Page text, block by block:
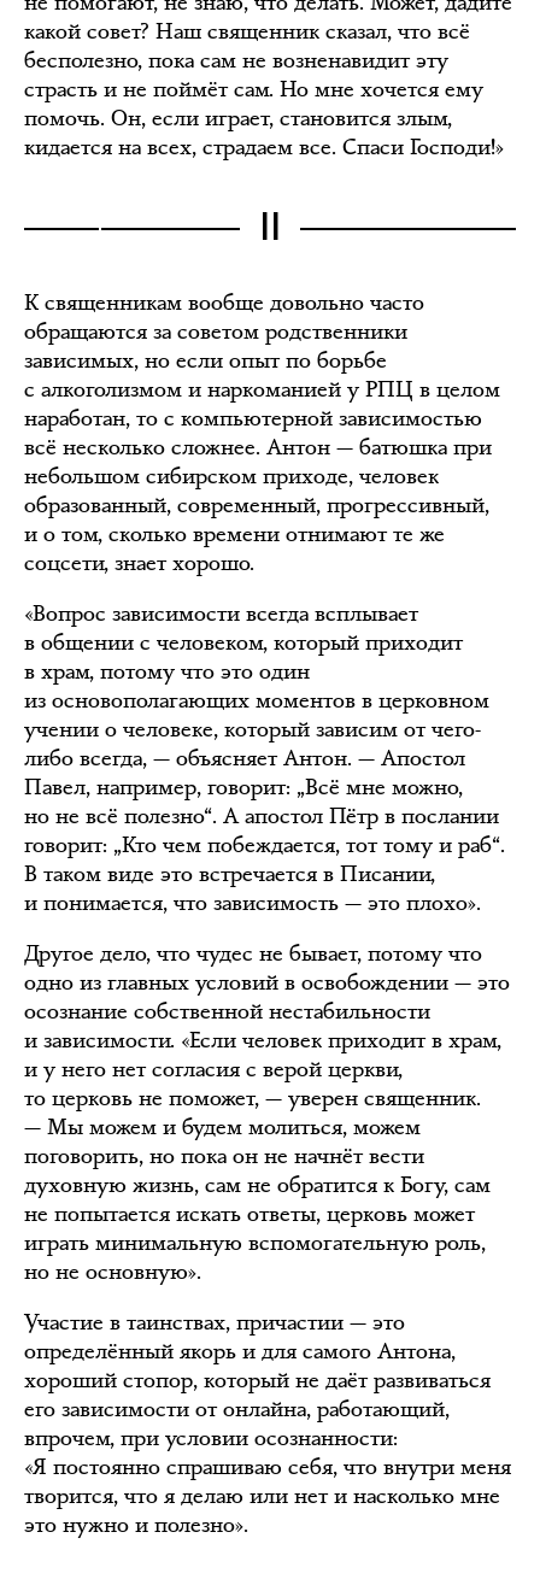
какой совет? Наш священник сказал, что всё
бесполезно, пока сам не возненавидит эту
страсть и не поймёт сам. Но мне хочется ему
помочь. Он, если играет, становится злым,
кидается на всех, страдаем все. Спаси Господи!»
К священникам вообще довольно часто
обращаются за советом родственники
зависимых, но если опыт по борьбе
с алкоголизмом и наркоманией у РПЦ в целом
наработан, то с компьютерной зависимостью
всё несколько сложнее. Антон — батюшка при
небольшом сибирском приходе, человек
образованный, современный, прогрессивный,
и о том, сколько времени отнимают те же
соцсети, знает хорошо.
«Вопрос зависимости всегда всплывает
в общении с человеком, который приходит
в храм, потому что это один
из основополагающих моментов в церковном
учении о человеке, который зависим от чего-
либо всегда, — объясняет Антон. — Апостол
Павел, например, говорит: „Всё мне можно,
но не всё полезно“. А апостол Пётр в послании
говорит: „Кто чем побеждается, тот тому и раб“.
В таком виде это встречается в Писании,
и понимается, что зависимость — это плохо».
Другое дело, что чудес не бывает, потому что
одно из главных условий в освобождении — это
осознание собственной нестабильности
и зависимости. «Если человек приходит в храм,
и у него нет согласия с верой церкви,
то церковь не поможет, — уверен священник.
— Мы можем и будем молиться, можем
поговорить, но пока он не начнёт вести
духовную жизнь, сам не обратится к Богу, сам
не попытается искать ответы, церковь может
играть минимальную вспомогательную роль,
но не основную».
Участие в таинствах, причастии — это
определённый якорь и для самого Антона,
хороший стопор, который не даёт развиваться
его зависимости от онлайна, работающий,
впрочем, при условии осознанности:
«Я постоянно спрашиваю себя, что внутри меня
творится, что я делаю или нет и насколько мне
это нужно и полезно».